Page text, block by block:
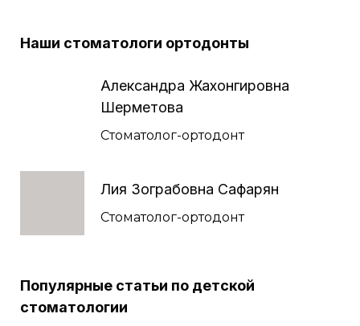
Наши стоматологи ортодонты
Александра Жахонгировна
Шерметова
Стоматолог-ортодонт
Лия Зограбовна Сафарян
Стоматолог-ортодонт
Популярные статьи по детской
стоматологии